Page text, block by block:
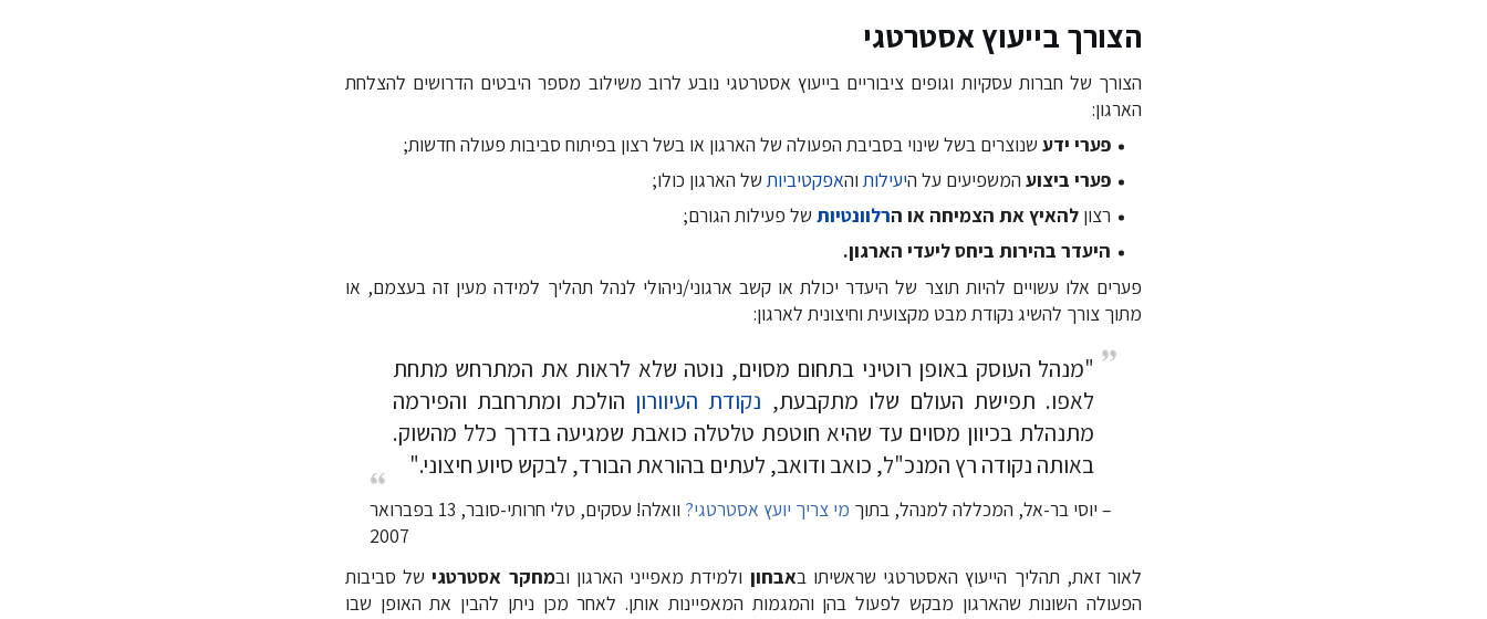
הצורך בייעוץ אסטרטגי
הצורך של חברות עסקיות וגופים ציבוריים בייעוץ אסטרטגי נובע לרוב משילוב מספר היבטים הדרושים להצלחת
הארגון:
פערי ידע שנוצרים בשל שינוי בסביבת הפעולה של הארגון או בשל רצון בפיתוח סביבות פעולה חדשות;
פערי ביצוע המשפיעים על היעילות והאפקטיביות של הארגון כולו;
רצון להאיץ את הצמיחה או הרלוונטיות של פעילות הגורם;
היעדר בהירות ביחס ליעדי הארגון.
פערים אלו עשויים להיות תוצר של היעדר יכולת או קשב ארגוני/ניהולי לנהל תהליך למידה מעין זה בעצמם, או
מתוך צורך להשיג נקודת מבט מקצועית וחיצונית לארגון:
"מנהל העוסק באופן רוטיני בתחום מסוים, נוטה שלא לראות את המתרחש מתחת
לאפו. תפישת העולם שלו מתקבעת, נקודת העיוורון הולכת ומתרחבת והפירמה
מתנהלת בכיוון מסוים עד שהיא חוטפת טלטלה כואבת שמגיעה בדרך כלל מהשוק.
באותה נקודה רץ המנכ"ל, כואב ודואב, לעתים בהוראת הבורד, לבקש סיוע חיצוני."
– יוסי בר-אל, המכללה למנהל, בתוך מי צריך יועץ אסטרטגי?
וואלה! עסקים, טלי חרותי-סובר, 13 בפברואר
2007
לאור זאת, תהליך הייעוץ האסטרטגי שראשיתו באבחון ולמידת מאפייני הארגון ובמחקר אסטרטגישל סביבות
הפעולה השונות שהארגון מבקש לפעול בהן והמגמות המאפיינות אותן. לאחר מכן ניתן להבין את האופן שבו